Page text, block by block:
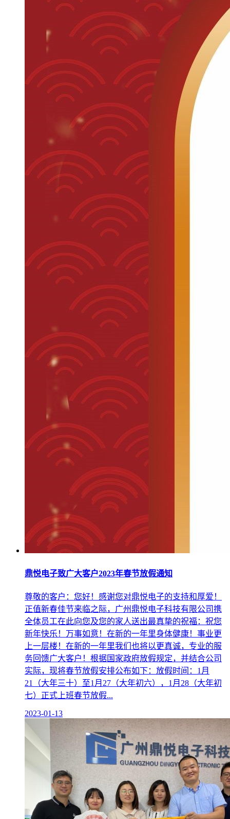
鼎悦电子致广大客户2023年春节放假通知
尊敬的客户：您好！感谢您对鼎悦电子的支持和厚爱！
正值新春佳节来临之际，广州鼎悦电子科技有限公司携
全体员工在此向您及您的家人送出最真挚的祝福：祝您
新年快乐！万事如意！在新的一年里身体健康！事业更
上一层楼！在新的一年里我们也将以更真诚，专业的服
务回馈广大客户！根据国家政府放假规定，并结合公司
实际，现将春节放假安排公布如下：放假时间：1月
21（大年三十）至1月27（大年初六），1月28（大年初
七）正式上班春节放假...
2023-01-13